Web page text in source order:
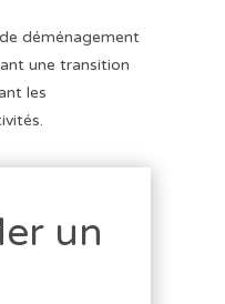
déménagement
une transition
les
un